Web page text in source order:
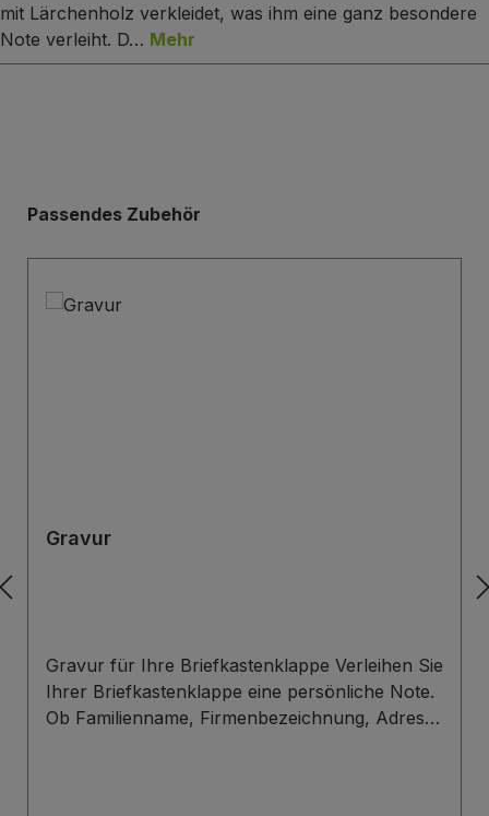
mit Lärchenholz verkleidet, was ihm eine ganz besondere
Note verleiht. D… Mehr
Produktgalerie überspringen
Passendes Zubehör
Gravur
Gravur für Ihre Briefkastenklappe Verleihen Sie
Ihrer Briefkastenklappe eine persönliche Note.
Ob Familienname, Firmenbezeichnung, Adresse